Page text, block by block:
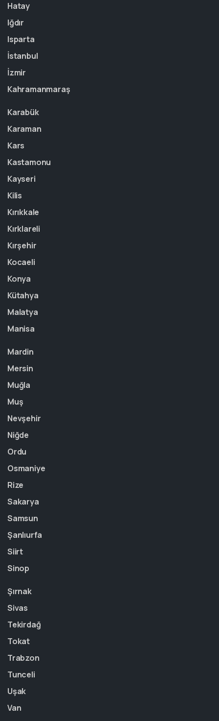
Hatay
Iğdır
Isparta
İstanbul
İzmir
Kahramanmaraş
Karabük
Karaman
Kars
Kastamonu
Kayseri
Kilis
Kırıkkale
Kırklareli
Kırşehir
Kocaeli
Konya
Kütahya
Malatya
Manisa
Mardin
Mersin
Muğla
Muş
Nevşehir
Niğde
Ordu
Osmaniye
Rize
Sakarya
Samsun
Şanlıurfa
Siirt
Sinop
Şırnak
Sivas
Tekirdağ
Tokat
Trabzon
Tunceli
Uşak
Van